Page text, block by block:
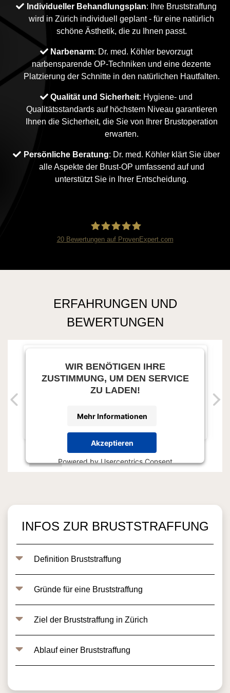
Individueller Behandlungsplan: Ihre Bruststraffung
wird in Zürich individuell geplant - für eine natürlich
schöne Ästhetik, die zu Ihnen passt.
Narbenarm: Dr. med. Köhler bevorzugt
narbensparende OP-Techniken und eine dezente
Platzierung der Schnitte in den natürlichen Hautfalten.
Qualität und Sicherheit: Hygiene- und
Qualitätsstandards auf höchstem Niveau garantieren
Ihnen die Sicherheit, die Sie von Ihrer Brustoperation
erwarten.
Persönliche Beratung: Dr. med. Köhler klärt Sie über
alle Aspekte der Brust-OP umfassend auf und
unterstützt Sie in Ihrer Entscheidung.
20Bewertungen auf ProvenExpert.com
ERFAHRUNGEN UND
BEWERTUNGEN
WIR BENÖTIGEN IHRE
ZUSTIMMUNG, UM DEN SERVICE
ZU LADEN!
Mehr Informationen
Akzeptieren
Powered byUsercentrics Consent
INFOS ZUR BRUSTSTRAFFUNG
Definition Bruststraffung
Gründe für eine Bruststraffung
Ziel der Bruststraffung in Zürich
Ablauf einer Bruststraffung